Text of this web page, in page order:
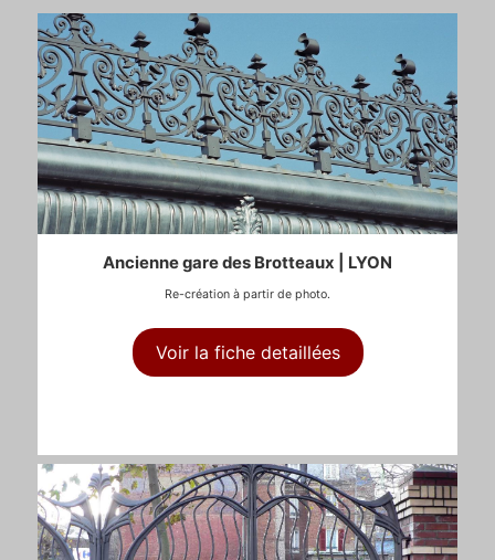
Ancienne gare des Brotteaux | LYON
Re-création à partir de photo.
Voir la fiche detaillées